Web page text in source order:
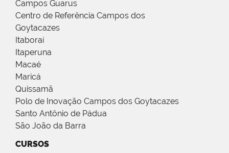
Campos Guarus
Centro de Referência Campos dos
Goytacazes
Itaboraí
Itaperuna
Macaé
Maricá
Quissamã
Polo de Inovação Campos dos Goytacazes
Santo Antônio de Pádua
São João da Barra
CURSOS